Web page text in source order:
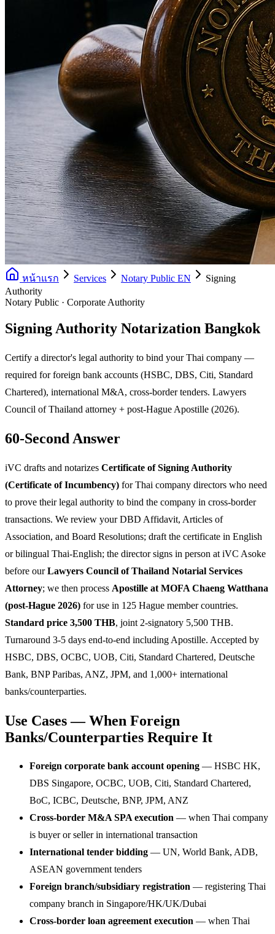
หน้าแรก Services Notary Public EN
Signing
Authority
Notary Public · Corporate Authority
Signing Authority Notarization Bangkok
Certify a director's legal authority to bind your Thai company —
required for foreign bank accounts (HSBC, DBS, Citi, Standard
Chartered), international M&A, cross-border tenders. Lawyers
Council of Thailand attorney + post-Hague Apostille (2026).
60-Second Answer
iVC drafts and notarizes Certificate of Signing Authority
(Certificate of Incumbency) for Thai company directors who need
to prove their legal authority to bind the company in cross-border
transactions. We review your DBD Affidavit, Articles of
Association, and Board Resolutions; draft the certificate in English
or bilingual Thai-English; the director signs in person at iVC Asoke
before ourLawyers Council of Thailand Notarial Services
Attorney; we then process Apostille at MOFA Chaeng Watthana
(post-Hague 2026) for use in 125 Hague member countries.
Standard price 3,500 THB, joint 2-signatory 5,500 THB.
Turnaround 3-5 days end-to-end including Apostille. Accepted by
HSBC, DBS, OCBC, UOB, Citi, Standard Chartered, Deutsche
Bank, BNP Paribas, ANZ, JPM, and 1,000+ international
banks/counterparties.
Use Cases — When Foreign
Banks/Counterparties Require It
Foreign corporate bank account opening — HSBC HK,
DBS Singapore, OCBC, UOB, Citi, Standard Chartered,
BoC, ICBC, Deutsche, BNP, JPM, ANZ
Cross-border M&A SPA execution — when Thai company
is buyer or seller in international transaction
International tender bidding — UN, World Bank, ADB,
ASEAN government tenders
Foreign branch/subsidiary registration — registering Thai
company branch in Singapore/HK/UK/Dubai
Cross-border loan agreement execution — when Thai